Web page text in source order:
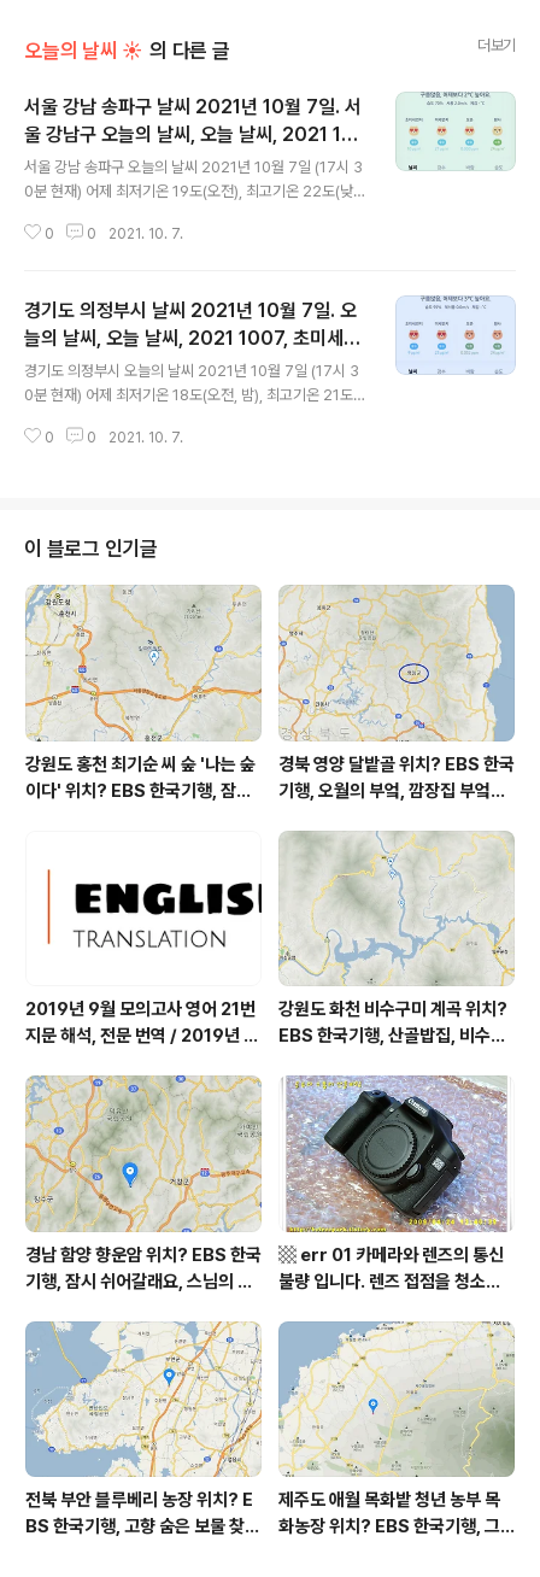
오늘의 날씨 ☀ 의 다른 글 더보기
서울 강남 송파구 날씨 2021년 10월 7일. 서
울 강남구 오늘의 날씨, 오늘 날씨, 2021 10
07, 초미세먼지, 미세먼지, 황사, 자외선
서울 강남 송파구 오늘의 날씨 2021년 10월 7일 (17시 3
0분 현재) 어제 최저기온 19도(오전), 최고기온 22도(낮)
같은 최저기온, 어제보다 1도 높은 최고기온입니다 아침에
황 공기질은 어제 초미세먼지 좋음 = 1 ㎍/m³ 미세먼지는
좋음 = 4 ㎍/m³ 황사는 보통 = 8 ㎍/m³ 자외선 (오후)
= 보통 오늘 초미세먼지 좋음 = 10 ㎍/m³ 미세먼지는 좋
음 = 21 ㎍/m³ 황사는 보통 = 24 ㎍/m³ 자외선 (오후)
= 보통 대기상태는 어제보다 조금 안 좋습니다 대기상태가
전체적으로 좋은 편입니다 초미세먼..
0 0 2021. 10. 7.
경기도 의정부시 날씨 2021년 10월 7일. 오
늘의 날씨, 오늘 날씨, 2021 1007, 초미세먼
지, 미세먼지, 황사, 자외선
경기도 의정부시 오늘의 날씨 2021년 10월 7일 (17시 3
0분 현재) 어제 최저기온 18도(오전, 밤), 최고기온 21도
제보다 1도 낮은 최저기온, 어제보다 1도 높은 최고기온입
(인접 지역 평균) 미세먼지는 좋음 = 2 ㎍/m³ 황사는 보
통 = 8 ㎍/m³ 자외선 (오후) = 보통 오늘 초미세먼지 좋
음 = 9 ㎍/m³ 미세먼지는 좋음 = 23 ㎍/m³ 황사는 보
통 = 24 ㎍/m³ 자외선 (오후) = 보통 대기상태는 어제보
다 조금 안 좋습니다 대기상태가 전체..
0 0 2021. 10. 7.
이 블로그 인기글
강원도 홍천 최기순 씨 숲 '나는 숲
이다' 위치? EBS 한국기행, 잠시
강원도 홍천군 가볼 만한 곳, (구)
까르돈, kbs 인간극장
경북 영양 달밭골 위치? EBS 한국
기행, 오월의 부엌, 깜장집 부엌은
어디? / 경상북도 영양군 가볼 만
한 곳, 영양읍 상원리. KBS 인간극
장 임분노미 할머니
2019년 9월 모의고사 영어 21번
지문 해석, 전문 번역 / 2019년 9
역, 평가원 2019년 고3 9월 영어
영역 외국어영역 전문 해석, Engli
sh to Korean translation
강원도 화천 비수구미 계곡 위치?
EBS 한국기행, 산골밥집, 비수구
부 화천군 비수구미 낙타민박 어
디? / 강원도 화천군 가볼 만한 곳
비수구미 마을, 파로호
경남 함양 향운암 위치? EBS 한국
기행, 잠시 쉬어갈래요, 스님의 어
상남도 함양군 가볼 만한 곳, 용추
계곡 향운암 명천스님, 덕유산 황
석산 거망산 기백산
▩ err 01 카메라와 렌즈의 통신
불량 입니다. 렌즈 접점을 청소하
전북 부안 블루베리 농장 위치? E
BS 한국기행, 고향 숨은 보물 찾
제주도 애월 목화밭 청년 농부 목
화농장 위치? EBS 한국기행, 그